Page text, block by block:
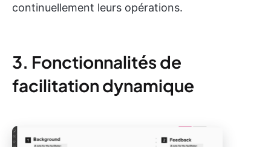
continuellement leurs opérations.
3. Fonctionnalités de
facilitation dynamique